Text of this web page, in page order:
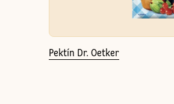
Pektín Dr. Oetker